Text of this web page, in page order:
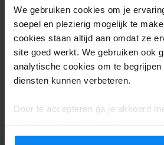
We gebruiken cookies om je
soepel en plezierig mogelijk te
cookies staan altijd aan omdat ze
site goed werkt. We gebruiken ook
analytische cookies om te begrijpen
diensten kunnen verbeteren.
Door te accepteren ga je akkoord
instellingen op elk moment
Shuttle buiten
Geparkeerd van 08-07-2026 tot 15-07-